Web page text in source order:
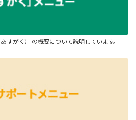
すがく） の概要について説明しています。